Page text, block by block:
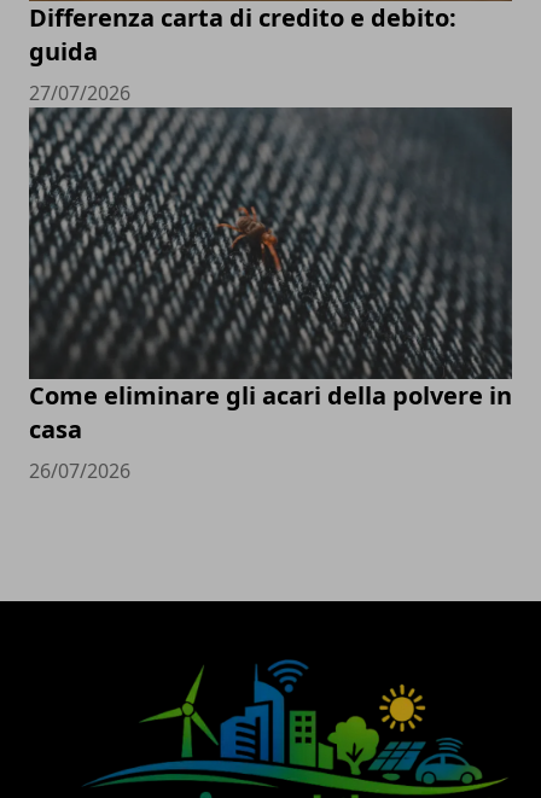
Differenza carta di credito e debito:
guida
27/07/2026
Come eliminare gli acari della polvere in
casa
26/07/2026